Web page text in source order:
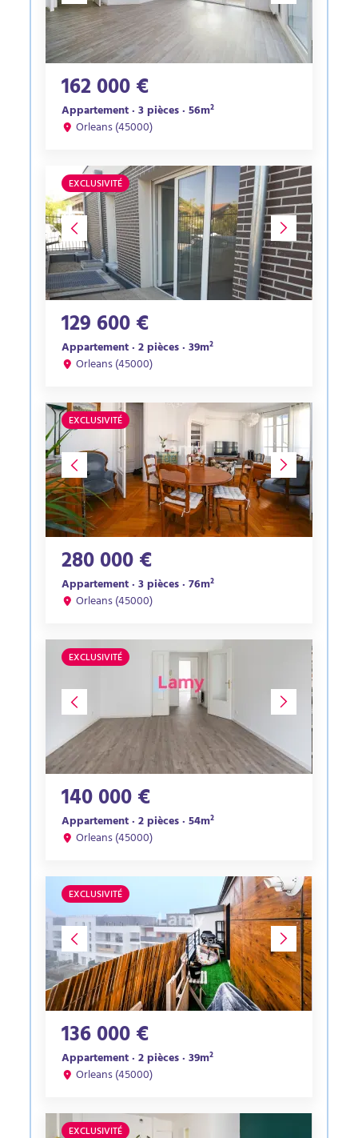
162 000 €
Appartement · 3 pièces · 56m²
Orleans (45000)
EXCLUSIVITÉ
129 600 €
Appartement · 2 pièces · 39m²
Orleans (45000)
EXCLUSIVITÉ
280 000 €
Appartement · 3 pièces · 76m²
Orleans (45000)
EXCLUSIVITÉ
140 000 €
Appartement · 2 pièces · 54m²
Orleans (45000)
EXCLUSIVITÉ
136 000 €
Appartement · 2 pièces · 39m²
Orleans (45000)
EXCLUSIVITÉ